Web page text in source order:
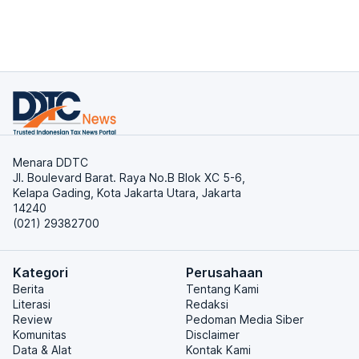
Menara DDTC
Jl. Boulevard Barat. Raya No.B Blok XC 5-6,
Kelapa Gading, Kota Jakarta Utara, Jakarta
14240
(021) 29382700
Kategori
Berita
Literasi
Review
Komunitas
Data & Alat
Perusahaan
Tentang Kami
Redaksi
Pedoman Media Siber
Disclaimer
Kontak Kami